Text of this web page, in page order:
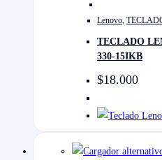
Lenovo,
TECLADO
330-15IKB
$18.000